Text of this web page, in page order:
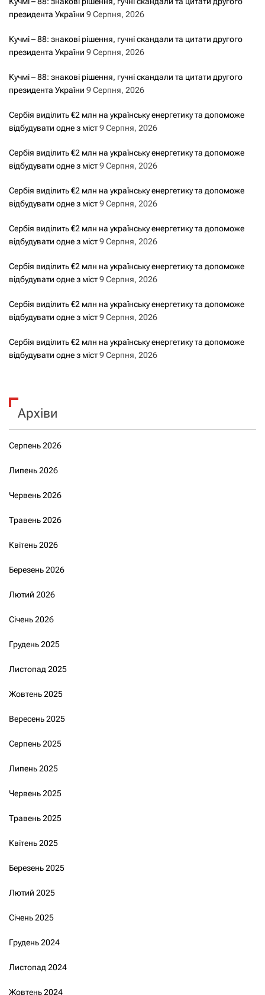
президента України 9 Серпня, 2026
Кучмі – 88: знакові рішення, гучні скандали та цитати другого
президента України 9 Серпня, 2026
Кучмі – 88: знакові рішення, гучні скандали та цитати другого
президента України 9 Серпня, 2026
Сербія виділить €2 млн на українську енергетику та допоможе
відбудувати одне з міст9 Серпня, 2026
Сербія виділить €2 млн на українську енергетику та допоможе
відбудувати одне з міст9 Серпня, 2026
Сербія виділить €2 млн на українську енергетику та допоможе
відбудувати одне з міст9 Серпня, 2026
Сербія виділить €2 млн на українську енергетику та допоможе
відбудувати одне з міст9 Серпня, 2026
Сербія виділить €2 млн на українську енергетику та допоможе
відбудувати одне з міст9 Серпня, 2026
Сербія виділить €2 млн на українську енергетику та допоможе
відбудувати одне з міст9 Серпня, 2026
Сербія виділить €2 млн на українську енергетику та допоможе
відбудувати одне з міст9 Серпня, 2026
Архіви
Серпень 2026
Липень 2026
Червень 2026
Травень 2026
Квітень 2026
Березень 2026
Лютий 2026
Січень 2026
Грудень 2025
Листопад 2025
Жовтень 2025
Вересень 2025
Серпень 2025
Липень 2025
Червень 2025
Травень 2025
Квітень 2025
Березень 2025
Лютий 2025
Січень 2025
Грудень 2024
Листопад 2024
Жовтень 2024